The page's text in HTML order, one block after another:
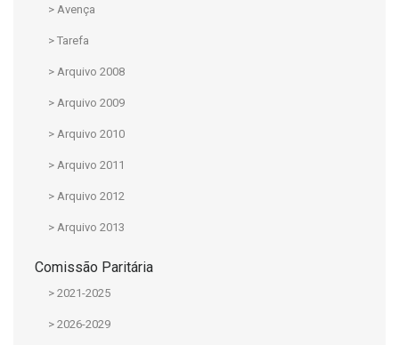
> Avença
> Tarefa
> Arquivo 2008
> Arquivo 2009
> Arquivo 2010
> Arquivo 2011
> Arquivo 2012
> Arquivo 2013
Comissão Paritária
> 2021-2025
> 2026-2029